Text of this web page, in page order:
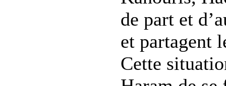
de part et
et partagent
Cette